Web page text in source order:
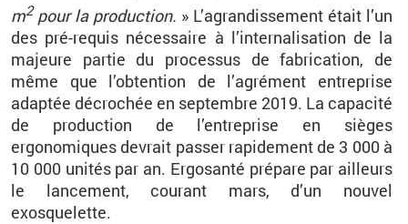
m2pour la production. » L’agrandissement était l’un
des pré-requis nécessaire à l’internalisation de la
majeure partie du processus de fabrication, de
même que l’obtention de l’agrément entreprise
adaptée décrochée en septembre 2019. La capacité
de production de l’entreprise en sièges
ergonomiques devrait passer rapidement de 3 000 à
10 000 unités par an. Ergosanté prépare par ailleurs
le lancement, courant mars, d’un nouvel
exosquelette.